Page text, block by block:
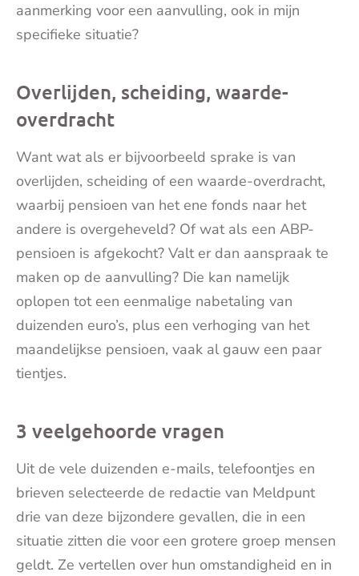
aanmerking voor een aanvulling, ook in mijn
specifieke situatie?
Overlijden, scheiding, waarde-
overdracht
Want wat als er bijvoorbeeld sprake is van
overlijden, scheiding of een waarde-overdracht,
waarbij pensioen van het ene fonds naar het
andere is overgeheveld? Of wat als een ABP-
pensioen is afgekocht? Valt er dan aanspraak te
maken op de aanvulling? Die kan namelijk
oplopen tot een eenmalige nabetaling van
duizenden euro’s, plus een verhoging van het
maandelijkse pensioen, vaak al gauw een paar
tientjes.
3 veelgehoorde vragen
Uit de vele duizenden e-mails, telefoontjes en
brieven selecteerde de redactie van Meldpunt
drie van deze bijzondere gevallen, die in een
situatie zitten die voor een grotere groep mensen
geldt. Ze vertellen over hun omstandigheid en in